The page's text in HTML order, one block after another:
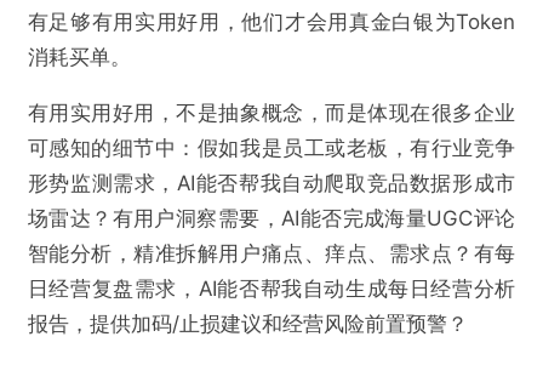
有足够有用实用好用，他们才会用真金白银为Token
消耗买单。
有用实用好用，不是抽象概念，而是体现在很多企业
可感知的细节中：假如我是员工或老板，有行业竞争
形势监测需求，AI能否帮我自动爬取竞品数据形成市
场雷达？有用户洞察需要，AI能否完成海量UGC评论
智能分析，精准拆解用户痛点、痒点、需求点？有每
日经营复盘需求，AI能否帮我自动生成每日经营分析
报告，提供加码/止损建议和经营风险前置预警？